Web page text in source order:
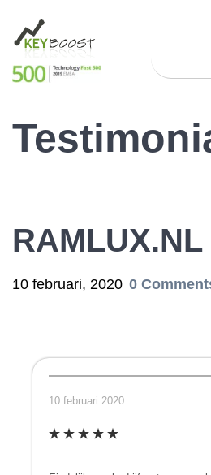
RAMLUX.NL
10 februari, 2020 0
10 februari 2020